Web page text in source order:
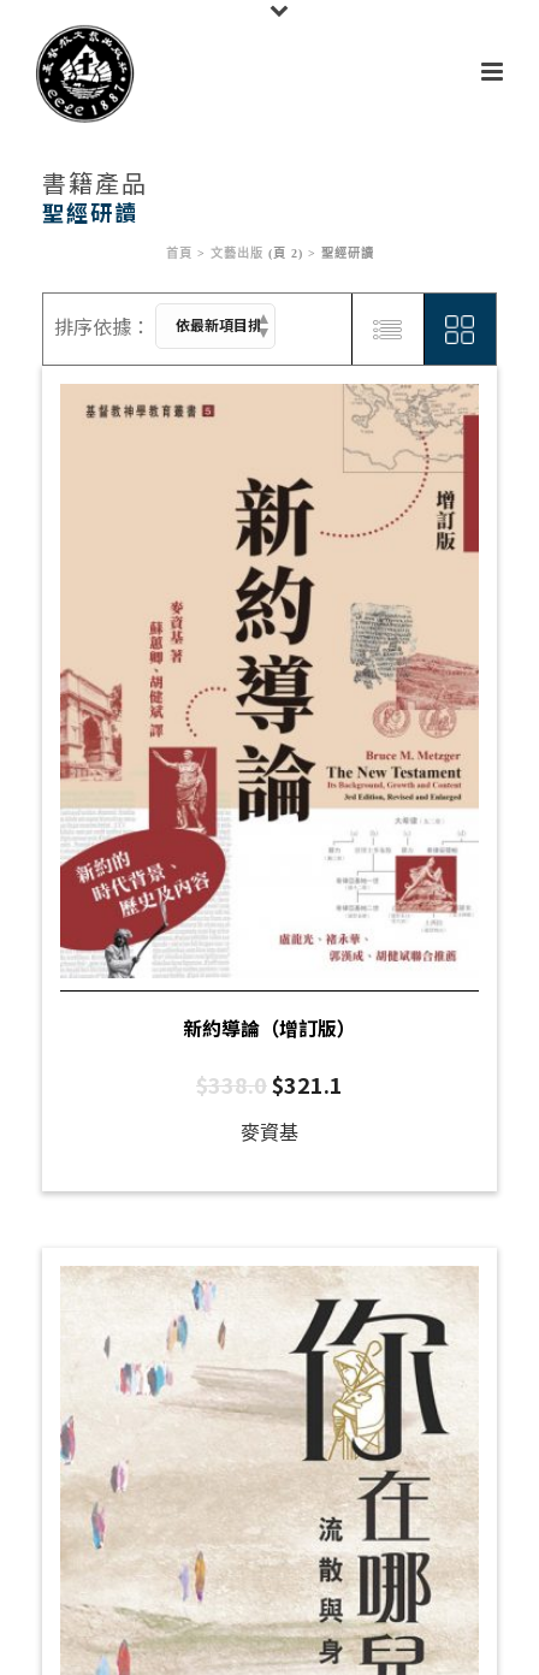
書籍產品
首頁 > 文藝出版 (頁 2) > 聖經研讀
聖經研讀
新約導論（增訂版）
$338.0$321.1
麥資基